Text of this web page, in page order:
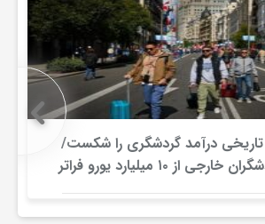
تاریخی درآمد گردشگری را شکست/
هزینه‌کرد گردشگران خارجی از ۱۰ میلیارد یورو فراتر
رفت